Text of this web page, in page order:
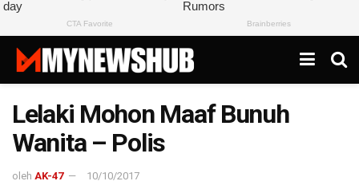
Lelaki Mohon Maaf Bunuh
Wanita – Polis
oleh AK-47 10/10/2017